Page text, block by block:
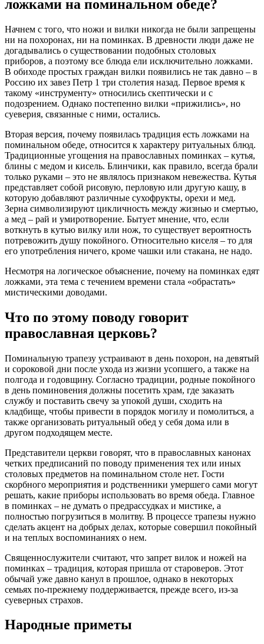
ложками на поминальном обеде?
Начнем с того, что ножи и вилки никогда не были запрещены
ни на похоронах, ни на поминках. В древности люди даже не
догадывались о существовании подобных столовых
приборов, а поэтому все блюда ели исключительно ложками.
В обиходе простых граждан вилки появились не так давно – в
Россию их завез Петр 1 три столетия назад. Первое время к
такому «инструменту» относились скептически и с
подозрением. Однако постепенно вилки «прижились», но
суеверия, связанные с ними, остались.
Вторая версия, почему появилась традиция есть ложками на
поминальном обеде, относится к характеру ритуальных блюд.
Традиционные угощения на православных поминках – кутья,
блины с медом и кисель. Блинчики, как правило, всегда брали
только руками – это не являлось признаком невежества. Кутья
представляет собой рисовую, перловую или другую кашу, в
которую добавляют различные сухофрукты, орехи и мед.
Зерна символизируют цикличность между жизнью и смертью,
а мед – рай и умиротворение. Бытует мнение, что, если
воткнуть в кутью вилку или нож, то существует вероятность
потревожить душу покойного. Относительно киселя – то для
его употребления ничего, кроме чашки или стакана, не надо.
Несмотря на логическое объяснение, почему на поминках едят
ложками, эта тема с течением времени стала «обрастать»
мистическими доводами.
Что по этому поводу говорит
православная церковь?
Поминальную трапезу устраивают в день похорон, на девятый
и сороковой дни после ухода из жизни усопшего, а также на
полгода и годовщину. Согласно традиции, родные покойного
в день поминовения должны посетить храм, где заказать
службу и поставить свечу за упокой души, сходить на
кладбище, чтобы привести в порядок могилу и помолиться, а
также организовать ритуальный обед у себя дома или в
другом подходящем месте.
Представители церкви говорят, что в православных канонах
четких предписаний по поводу применения тех или иных
столовых предметов на поминальном столе нет. Гости
скорбного мероприятия и родственники умершего сами могут
решать, какие приборы использовать во время обеда. Главное
в поминках – не думать о предрассудках и мистике, а
полностью погрузиться в молитву. В процессе трапезы нужно
сделать акцент на добрых делах, которые совершил покойный
и на теплых воспоминаниях о нем.
Священнослужители считают, что запрет вилок и ножей на
поминках – традиция, которая пришла от староверов. Этот
обычай уже давно канул в прошлое, однако в некоторых
семьях по-прежнему поддерживается, прежде всего, из-за
суеверных страхов.
Народные приметы